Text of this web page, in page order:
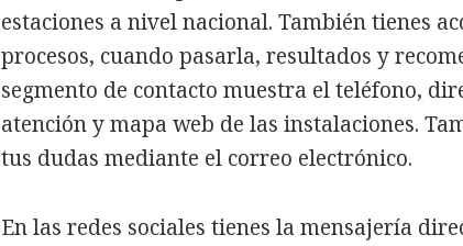
estaciones a nivel nacional. También tienes
procesos, cuando pasarla, resultados y
segmento de contacto muestra el teléfono,
atención y mapa web de las instalaciones.
tus dudas mediante el correo electrónico.
En las redes sociales tienes la mensajería